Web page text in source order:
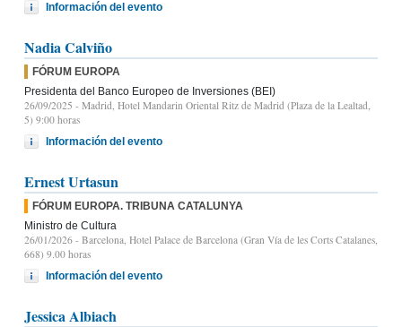
Información del evento
Nadia Calviño
FÓRUM EUROPA
Presidenta del Banco Europeo de Inversiones (BEI)
26/09/2025 - Madrid, Hotel Mandarin Oriental Ritz de Madrid (Plaza de la Lealtad,
5) 9:00 horas
Información del evento
Ernest Urtasun
FÓRUM EUROPA. TRIBUNA CATALUNYA
Ministro de Cultura
26/01/2026 - Barcelona, Hotel Palace de Barcelona (Gran Vía de les Corts Catalanes,
668) 9.00 horas
Información del evento
Jessica Albiach